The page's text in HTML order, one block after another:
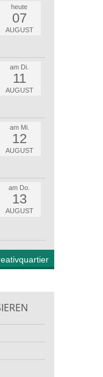
Förderverein
heute
07
AUGUST
am Di.
11
AUGUST
am Mi.
12
AUGUST
am Do.
13
AUGUST